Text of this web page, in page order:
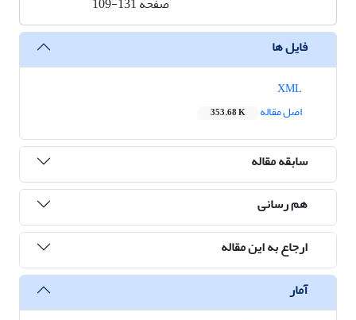
فایل ها
اصل مقاله
353.68 K
سابقه مقاله
هم رسانی
ارجاع به این مقاله
آمار